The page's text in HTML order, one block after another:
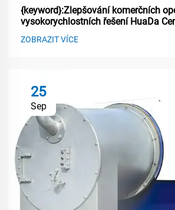
{keyword}:Zlepšování komerčních
vysokorychlostních řešení HuaDa
ZOBRAZIT VÍCE
25
Sep